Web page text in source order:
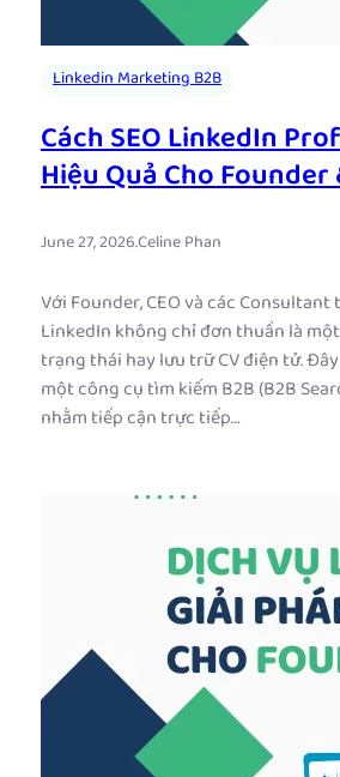
Linkedin Marketing B2B
Cách SEO LinkedIn
Hiệu Quả Cho
June 27, 2026.Celine Phan
Với Founder, CEO và các
LinkedIn không chỉ đơn thuần là
trạng thái hay lưu trữ CV điện tử.
một công cụ tìm kiếm B2B (B2B
nhằm tiếp cận trực tiếp…